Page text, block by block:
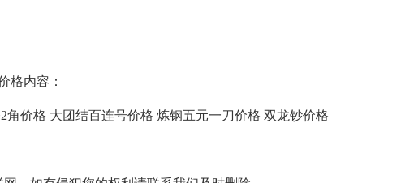
格内容：
角价格 大团结百连号价格 炼钢五元一刀价格 双龙钞价格